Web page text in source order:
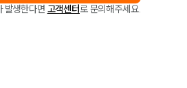
발생한다면 고객센터로 문의해주세요.